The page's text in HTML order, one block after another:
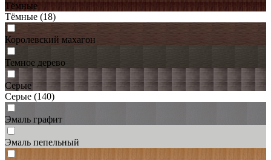
Тёмные
Тёмные (18)
Королевский махагон
Темное дерево
Серые
Серые (140)
Эмаль графит
Эмаль пепельный